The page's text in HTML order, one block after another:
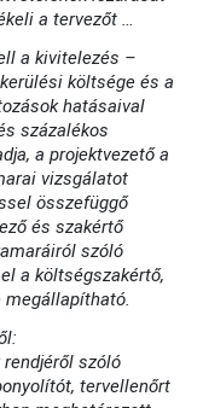
a tervezőt …
a kivitelezés –
költsége és a
hatásaival
százalékos
a projektvezető a
vizsgálatot
összefüggő
és szakértő
szóló
a költségszakértő,
szóló
tervellenőrt